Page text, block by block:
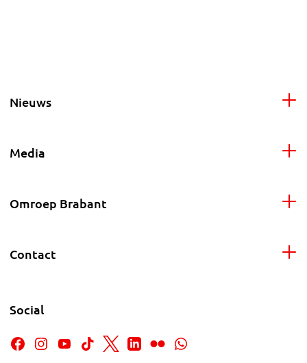
Nieuws
Media
Omroep Brabant
Contact
Social